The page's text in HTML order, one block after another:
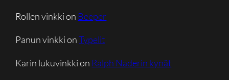
Rollen vinkki on Beeper
Panun vinkki onTypelit
Karin lukuvinkki on Ralph Naderin kynät